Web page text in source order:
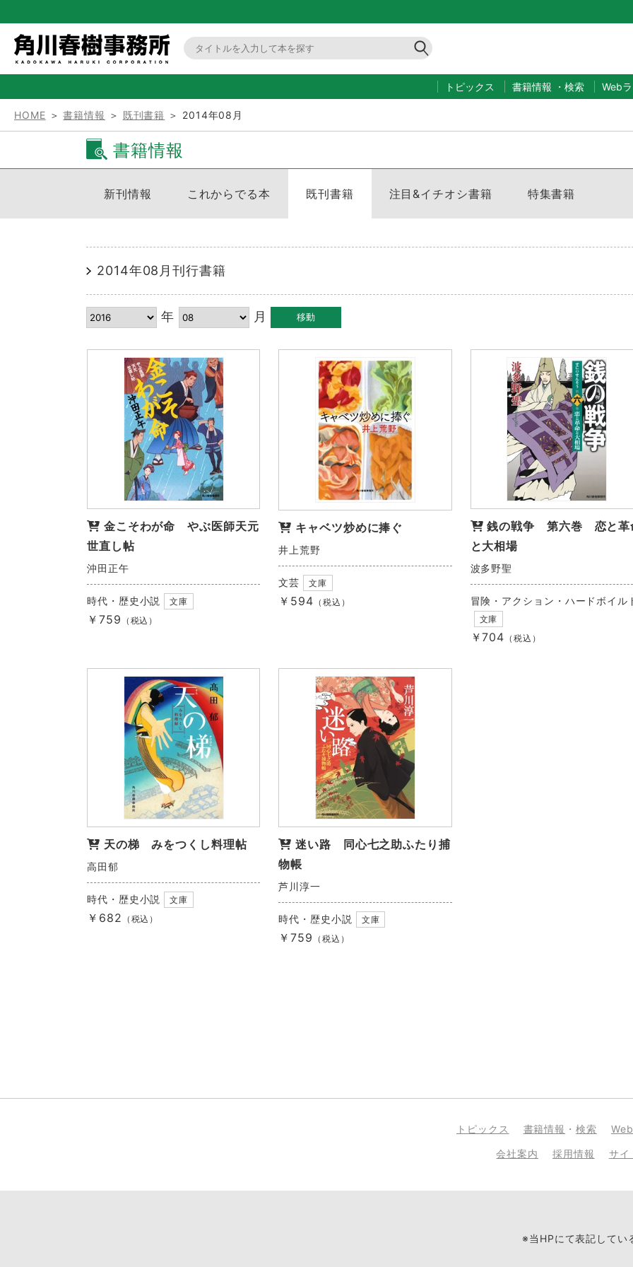
トピックス 書籍情報 ・ 検索 Web
HOME ＞書籍情報 ＞ 既刊書籍 ＞ 2014年08月
書籍情報
新刊情報 これからでる本 既刊書籍 注目&イチオシ書籍 特集書籍
2014年08月刊行書籍
年 月
金こそわが命 やぶ医師天元
世直し帖
沖田正午
時代・歴史小説 文庫
￥759 （税込）
キャベツ炒めに捧ぐ
井上荒野
文芸 文庫
￥594 （税込）
銭の戦争 第六巻 恋と革
と大相場
波多野聖
冒険・アクション・ハードボイル
文庫
￥704 （税込）
天の梯 みをつくし料理帖
高田郁
時代・歴史小説 文庫
￥682 （税込）
迷い路 同心七之助ふたり捕
物帳
芦川淳一
時代・歴史小説 文庫
￥759 （税込）
トピックス 書籍情報 ・検索
会社案内 採用情報 サイ
※当HPにて表記してい